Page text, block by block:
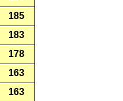
185
183
178
163
163